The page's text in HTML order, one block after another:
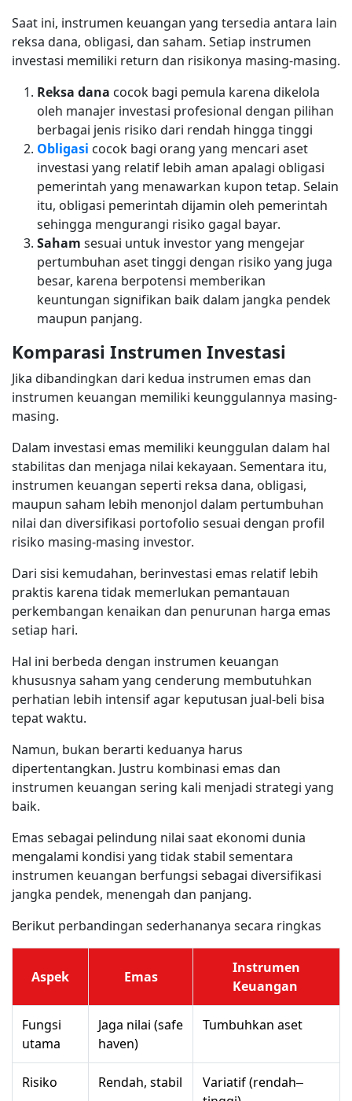
Saat ini, instrumen keuangan yang tersedia antara lain
reksa dana, obligasi, dan saham. Setiap instrumen
investasi memiliki return dan risikonya masing-masing.
Reksa dana cocok bagi pemula karena dikelola
oleh manajer investasi profesional dengan pilihan
berbagai jenis risiko dari rendah hingga tinggi
Obligasi cocok bagi orang yang mencari aset
investasi yang relatif lebih aman apalagi obligasi
pemerintah yang menawarkan kupon tetap. Selain
itu, obligasi pemerintah dijamin oleh pemerintah
sehingga mengurangi risiko gagal bayar.
Saham sesuai untuk investor yang mengejar
pertumbuhan aset tinggi dengan risiko yang juga
besar, karena berpotensi memberikan
keuntungan signifikan baik dalam jangka pendek
maupun panjang.
Komparasi Instrumen Investasi
Jika dibandingkan dari kedua instrumen emas dan
instrumen keuangan memiliki keunggulannya masing-
masing.
Dalam investasi emas memiliki keunggulan dalam hal
stabilitas dan menjaga nilai kekayaan. Sementara itu,
instrumen keuangan seperti reksa dana, obligasi,
maupun saham lebih menonjol dalam pertumbuhan
nilai dan diversifikasi portofolio sesuai dengan profil
risiko masing-masing investor.
Dari sisi kemudahan, berinvestasi emas relatif lebih
praktis karena tidak memerlukan pemantauan
perkembangan kenaikan dan penurunan harga emas
setiap hari.
Hal ini berbeda dengan instrumen keuangan
khususnya saham yang cenderung membutuhkan
perhatian lebih intensif agar keputusan jual-beli bisa
tepat waktu.
Namun, bukan berarti keduanya harus
dipertentangkan. Justru kombinasi emas dan
instrumen keuangan sering kali menjadi strategi yang
baik.
Emas sebagai pelindung nilai saat ekonomi dunia
mengalami kondisi yang tidak stabil sementara
instrumen keuangan berfungsi sebagai diversifikasi
jangka pendek, menengah dan panjang.
Berikut perbandingan sederhananya secara ringkas
Aspek Emas
Instrumen
Keuangan
Fungsi
utama
Jaga nilai (safe
haven)
Tumbuhkan aset
Risiko Rendah, stabil
Variatif (rendah–